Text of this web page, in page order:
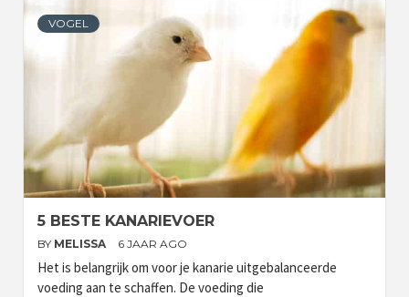
VOGEL
5 BESTE KANARIEVOER
BY MELISSA 6 JAAR AGO
Het is belangrijk om voor je kanarie uitgebalanceerde
voeding aan te schaffen. De voeding die